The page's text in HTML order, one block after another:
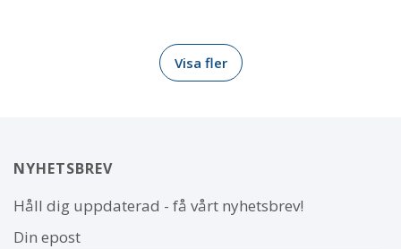
Visa fler
NYHETSBREV
Håll dig uppdaterad - få vårt nyhetsbrev!
Din epost